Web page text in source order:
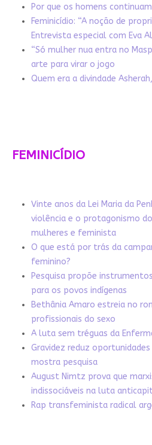
Por que os homens
Feminicídio: “A noção de
Entrevista especial com Eva
“Só mulher nua entra no
arte para virar o jogo
Quem era a divindade
FEMINICÍDIO
Vinte anos da Lei Maria da
violência e o protagonismo
mulheres e feminista
O que está por trás da
feminino?
Pesquisa propõe
para os povos indígenas
Bethânia Amaro estreia no
profissionais do sexo
A luta sem tréguas da
Gravidez reduz
mostra pesquisa
August Nimtz prova que
indissociáveis na luta
Rap transfeminista radical